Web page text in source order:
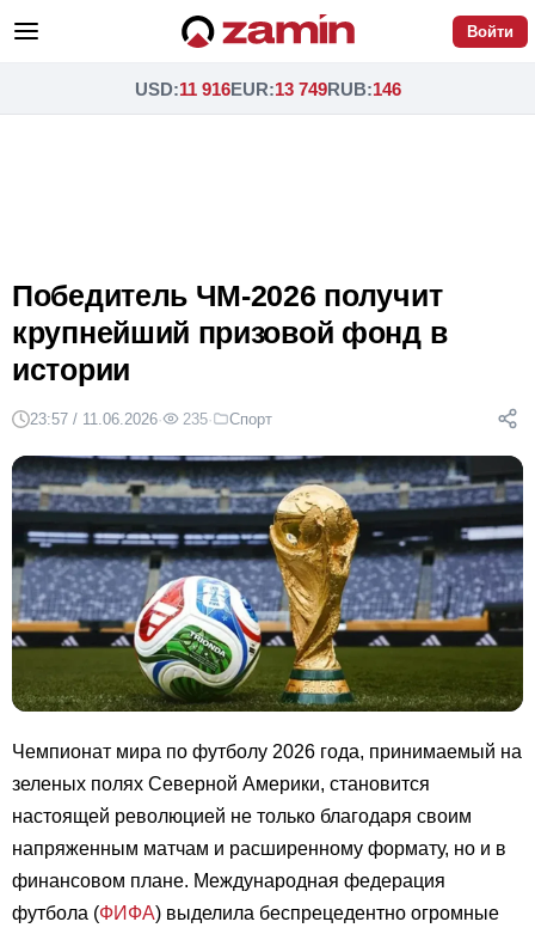
Войти
USD:11 916EUR:13 749RUB:146
Победитель ЧМ-2026 получит
крупнейший призовой фонд в
истории
23:57 / 11.06.2026· 235· Спорт
Чемпионат мира по футболу 2026 года, принимаемый на
зеленых полях Северной Америки, становится
настоящей революцией не только благодаря своим
напряженным матчам и расширенному формату, но и в
финансовом плане. Международная федерация
футбола (ФИФА) выделила беспрецедентно огромные